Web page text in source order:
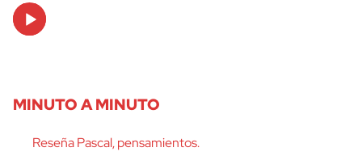
Audio
Player
MINUTO A MINUTO
Reseña Pascal, pensamientos.